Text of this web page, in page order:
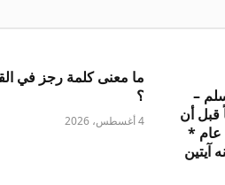
–
قبل أن
عام *
آيتين
ما معنى كلمة رجز في
؟
4 أغسطس، 2026